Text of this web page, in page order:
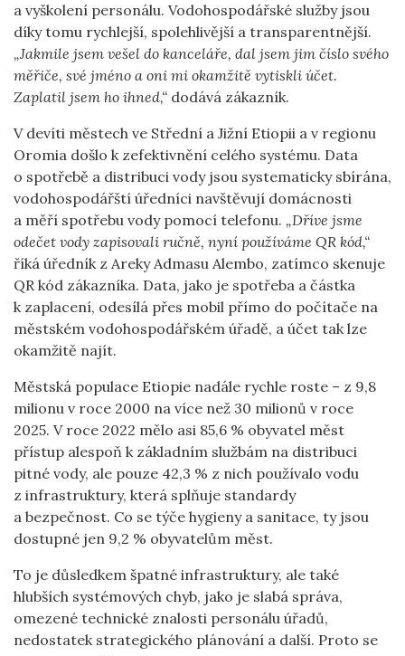
a vyškolení personálu. Vodohospodářské služby jsou
díky tomu rychlejší, spolehlivější a transparentnější.
„Jakmile jsem vešel do kanceláře, dal jsem jim číslo svého
měřiče, své jméno a oni mi okamžitě vytiskli účet.
Zaplatil jsem ho ihned,“ dodává zákazník.
V devíti městech ve Střední a Jižní Etiopii a v regionu
Oromia došlo k zefektivnění celého systému. Data
o spotřebě a distribuci vody jsou systematicky sbírána,
vodohospodářští úředníci navštěvují domácnosti
a měří spotřebu vody pomocí telefonu. „Dříve jsme
odečet vody zapisovali ručně, nyní používáme QR kód,“
říká úředník z Areky Admasu Alembo, zatímco skenuje
QR kód zákazníka. Data, jako je spotřeba a částka
k zaplacení, odesílá přes mobil přímo do počítače na
městském vodohospodářském úřadě, a účet tak lze
okamžitě najít.
Městská populace Etiopie nadále rychle roste – z 9,8
milionu v roce 2000 na více než 30 milionů v roce
2025. V roce 2022 mělo asi 85,6 % obyvatel měst
přístup alespoň k základním službám na distribuci
pitné vody, ale pouze 42,3 % z nich používalo vodu
z infrastruktury, která splňuje standardy
a bezpečnost. Co se týče hygieny a sanitace, ty jsou
dostupné jen 9,2 % obyvatelům měst.
To je důsledkem špatné infrastruktury, ale také
hlubších systémových chyb, jako je slabá správa,
omezené technické znalosti personálu úřadů,
nedostatek strategického plánování a další. Proto se